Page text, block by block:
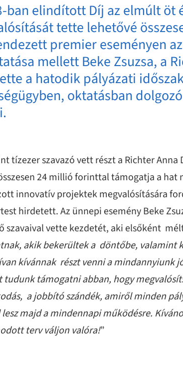
ban elindított Díj az elmúlt
tette lehetővé
premier eseményen
mellett Beke Zsuzsa, a
a hatodik pályázati
oktatásban
tízezer szavazó vett részt a Richter
24 millió forinttal támogatja a
innovatív projektek megvalósítására
hirdetett. Az ünnepi esemény Beke
szavaival vette kezdetét, aki elsőként
akik bekerültek a döntőbe,
kívánnak részt venni a
tudunk támogatni abban, hogy
a jobbító szándék, amiről minden
majd a mindennapi működésre.
terv váljon valóra!”